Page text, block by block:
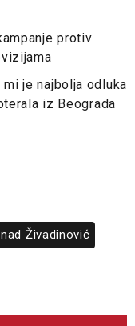
protiv
je najbolja odluka
iz Beograda
Živadinović